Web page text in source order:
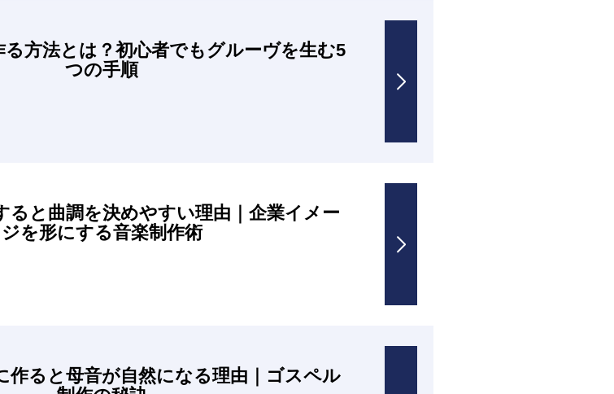
る方法とは？初心者でもグルーヴを生む5
つの手順
ると曲調を決めやすい理由｜企業イメー
ジを形にする音楽制作術
作ると母音が自然になる理由｜ゴスペル